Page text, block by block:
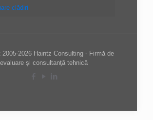
clădiri
2005-2026 Haintz Consulting - Firmă de
evaluare şi consultanţă tehnică